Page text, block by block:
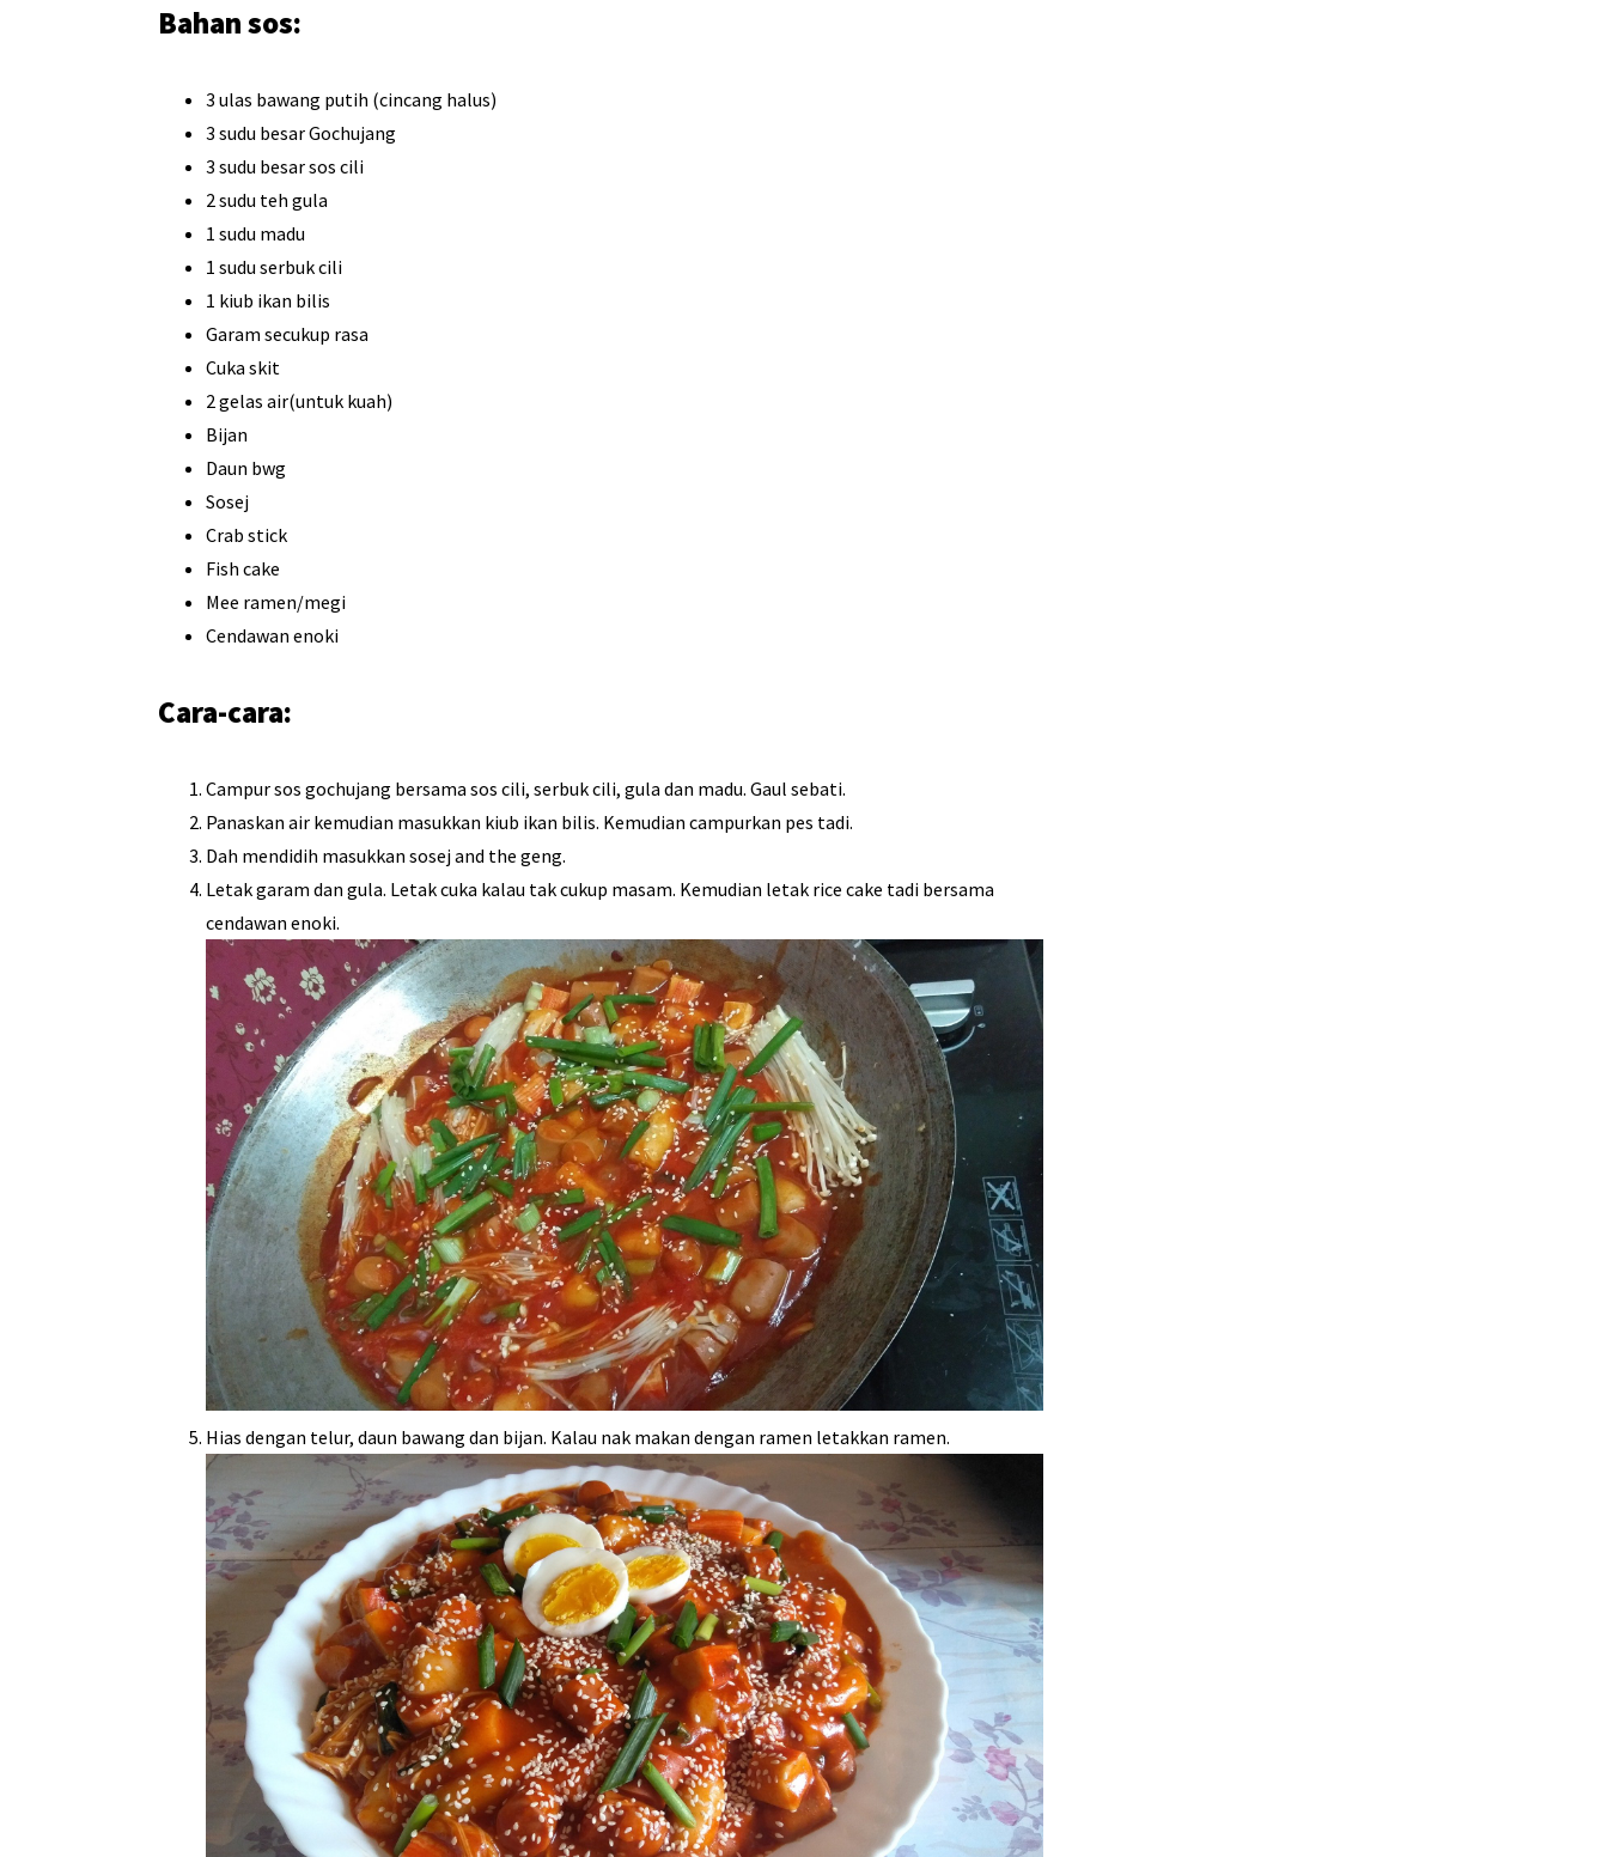
Bahan sos:
3 ulas bawang putih (cincang halus)
3 sudu besar Gochujang
3 sudu besar sos cili
2 sudu teh gula
1 sudu madu
1 sudu serbuk cili
1 kiub ikan bilis
Garam secukup rasa
Cuka skit
2 gelas air(untuk kuah)
Bijan
Daun bwg
Sosej
Crab stick
Fish cake
Mee ramen/megi
Cendawan enoki
Cara-cara:
Campur sos gochujang bersama sos cili, serbuk cili, gula dan madu. Gaul sebati.
Panaskan air kemudian masukkan kiub ikan bilis. Kemudian campurkan pes tadi.
Dah mendidih masukkan sosej and the geng.
Letak garam dan gula. Letak cuka kalau tak cukup masam. Kemudian letak rice cake tadi bersama
cendawan enoki.
Hias dengan telur, daun bawang dan bijan. Kalau nak makan dengan ramen letakkan ramen.